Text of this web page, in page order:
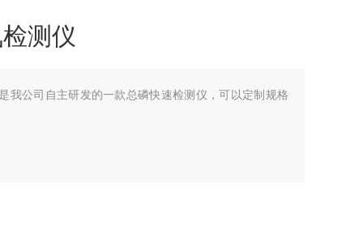
测仪
我公司自主研发的一款总磷快速检测仪，可以定制规格